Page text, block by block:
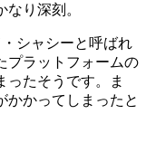
り深刻。
シャシーと呼ばれ
プラットフォームの
ったそうです。ま
かかってしまったと